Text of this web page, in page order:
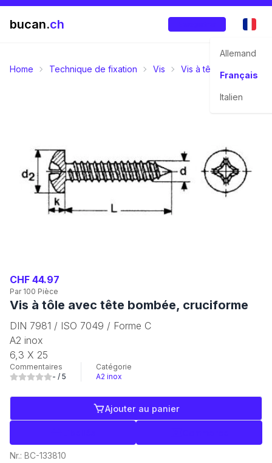
bucan.ch
Allemand
Français
Italien
Home Technique de fixation Vis Vis à tête bombée
CHF 44.97
Par 100 Pièce
Vis à tôle avec tête bombée, cruciforme
DIN 7981 / ISO 7049 / Forme C
A2 inox
6,3 X 25
Commentaires
- / 5
Catégorie
A2 inox
Ajouter au panier
Nr.: BC-133810